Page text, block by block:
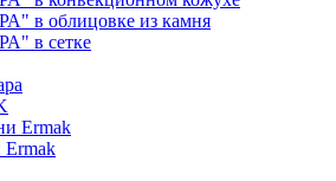
в облицовке из камня
в сетке
Ermak
Ermak